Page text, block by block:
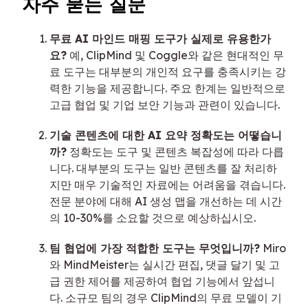
무료 AI 마인드 매핑 도구가 실제로 유용한가
요? 예, ClipMind 및 Coggle와 같은 현대적인 무
료 도구는 대부분의 개인적 요구를 충족시키는 강
력한 기능을 제공합니다. 주요 한계는 일반적으로
고급 협업 및 기업 보안 기능과 관련이 있습니다.
기술 콘텐츠에 대한 AI 요약 정확도는 어떻습니
까? 정확도는 도구 및 콘텐츠 복잡성에 따라 다릅
니다. 대부분의 도구는 일반 콘텐츠를 잘 처리하
지만 매우 기술적인 자료에는 어려움을 겪습니다.
전문 분야에 대해 AI 생성 맵을 개선하는 데 시간
의 10-30%를 소요할 것으로 예상하십시오.
팀 협업에 가장 적합한 도구는 무엇입니까? Miro
와 MindMeister는 실시간 편집, 댓글 달기 및 고
급 권한 제어를 제공하여 협업 기능에서 앞섭니
다. 소규모 팀의 경우 ClipMind의 무료 모델이 기